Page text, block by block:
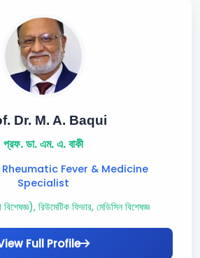
Dr. M. A. Baqui
প্রফ. ডা. এম. এ. বাকী
Fever & Medicine
Specialist
রিউমেটিক ফিভার, মেডিসিন বিশেষজ্ঞ
Full Profile